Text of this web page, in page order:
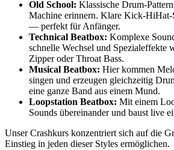
Old School: Klassische Drum-
Machine erinnern. Klare Kick-HiHat-
— perfekt für Anfänger.
Technical Beatbox: Komplexe
schnelle Wechsel und Spezialeffekte
Zipper oder Throat Bass.
Musical Beatbox: Hier kommen
singen und erzeugen gleichzeitig
eine ganze Band aus einem Mund.
Loopstation Beatbox: Mit einem
Sounds übereinander und baust live
Unser Crashkurs konzentriert sich auf die
Einstieg in jeden dieser Styles ermöglichen.